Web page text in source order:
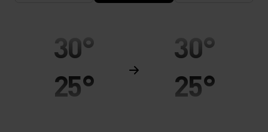
30°
25°
30°
25°